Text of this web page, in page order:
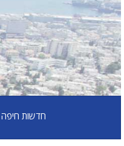
חדשות